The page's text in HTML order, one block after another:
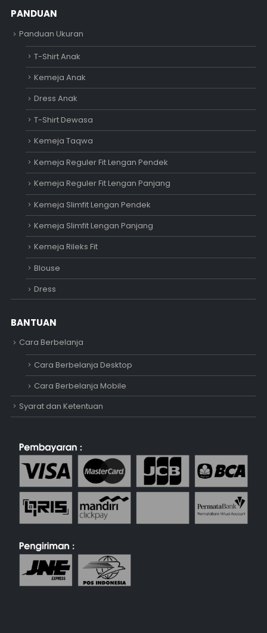
PANDUAN
Panduan Ukuran
T-Shirt Anak
Kemeja Anak
Dress Anak
T-Shirt Dewasa
Kemeja Taqwa
Kemeja Reguler Fit Lengan Pendek
Kemeja Reguler Fit Lengan Panjang
Kemeja Slimfit Lengan Pendek
Kemeja Slimfit Lengan Panjang
Kemeja Rileks Fit
Blouse
Dress
BANTUAN
Cara Berbelanja
Cara Berbelanja Desktop
Cara Berbelanja Mobile
Syarat dan Ketentuan